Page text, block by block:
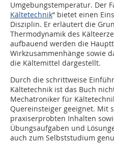
Umgebungstemperatur. Der
Kältetechnik“ bietet einen
Disziplin. Er erläutert die
Thermodynamik des
aufbauend werden die
Wirkzusammenhänge sowie
die Kältemittel dargestellt.
Durch die schrittweise
Kältetechnik ist das Buch
Mechatroniker für
Quereinsteiger geeignet. Mit
praxiserprobten Inhalten
Übungsaufgaben und
auch zum Selbststudium